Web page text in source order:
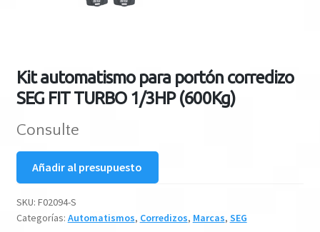
Kit automatismo para portón corredizo
SEG FIT TURBO 1/3HP (600Kg)
Consulte
Añadir al presupuesto
SKU: F02094-S
Categorías: Automatismos, Corredizos, Marcas, SEG